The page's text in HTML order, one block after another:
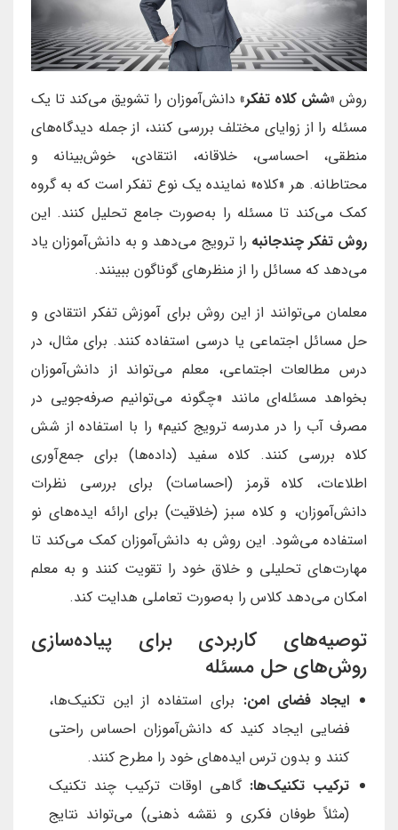
روش «شش کلاه تفکر» دانش‌آموزان را تشویق می‌کند تا یک
مسئله را از زوایای مختلف بررسی کنند، از جمله دیدگاه‌های
منطقی، احساسی، خلاقانه، انتقادی، خوش‌بینانه و
محتاطانه. هر «کلاه» نماینده یک نوع تفکر است که به گروه
کمک می‌کند تا مسئله را به‌صورت جامع تحلیل کنند. این
روش تفکر چندجانبه را ترویج می‌دهد و به دانش‌آموزان یاد
می‌دهد که مسائل را از منظرهای گوناگون ببینند.
معلمان می‌توانند از این روش برای آموزش تفکر انتقادی و
حل مسائل اجتماعی یا درسی استفاده کنند. برای مثال، در
درس مطالعات اجتماعی، معلم می‌تواند از دانش‌آموزان
بخواهد مسئله‌ای مانند «چگونه می‌توانیم صرفه‌جویی در
مصرف آب را در مدرسه ترویج کنیم» را با استفاده از شش
کلاه بررسی کنند. کلاه سفید (داده‌ها) برای جمع‌آوری
اطلاعات، کلاه قرمز (احساسات) برای بررسی نظرات
دانش‌آموزان، و کلاه سبز (خلاقیت) برای ارائه ایده‌های نو
استفاده می‌شود. این روش به دانش‌آموزان کمک می‌کند تا
مهارت‌های تحلیلی و خلاق خود را تقویت کنند و به معلم
امکان می‌دهد کلاس را به‌صورت تعاملی هدایت کند.
توصیه‌های کاربردی برای پیاده‌سازی
روش‌های حل مسئله
ایجاد فضای امن: برای استفاده از این تکنیک‌ها،
فضایی ایجاد کنید که دانش‌آموزان احساس راحتی
کنند و بدون ترس ایده‌های خود را مطرح کنند.
ترکیب تکنیک‌ها: گاهی اوقات ترکیب چند تکنیک
(مثلاً طوفان فکری و نقشه ذهنی) می‌تواند نتایج